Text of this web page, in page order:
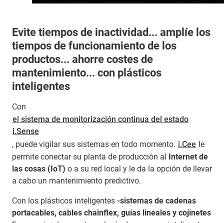
Evite tiempos de inactividad... amplíe los
tiempos de funcionamiento de los
productos... ahorre costes de
mantenimiento... con plásticos
inteligentes
Con
el sistema de monitorización continua del estado
i.Sense
, puede vigilar sus sistemas en todo momento. i.Cee le
permite conectar su planta de producción al Internet de
las cosas (IoT) o a su red local y le da la opción de llevar
a cabo un mantenimiento predictivo.
Con los plásticos inteligentes -sistemas de cadenas
portacables, cables chainflex, guías lineales y cojinetes